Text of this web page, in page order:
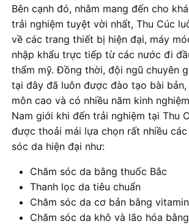
Bên cạnh đó, nhằm mang đến cho
trải nghiệm tuyệt vời nhất, Thu Cúc
về các trang thiết bị hiện đại, máy
nhập khẩu trực tiếp từ các nước đi
thẩm mỹ. Đồng thời, đội ngũ chuyên
tại đây đã luôn được đào tạo bài
môn cao và có nhiều năm kinh
Nam giới khi đến trải nghiệm tại Thu
được thoải mái lựa chọn rất nhiều
sóc da hiện đại như:
Chăm sóc da bằng thuốc Bắc
Thanh lọc da tiêu chuẩn
Chăm sóc da cơ bản bằng
Chăm sóc da khô và lão hóa